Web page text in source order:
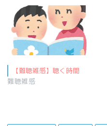
【難聴雑感】聴く時間
難聴雑感